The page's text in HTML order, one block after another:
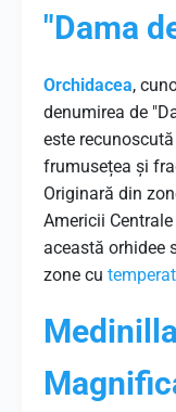
"Dama
Orchidacea,
denumirea de
este
frumusețea și
Originară din
Americii
această orhidee
zone cu
Medinilla